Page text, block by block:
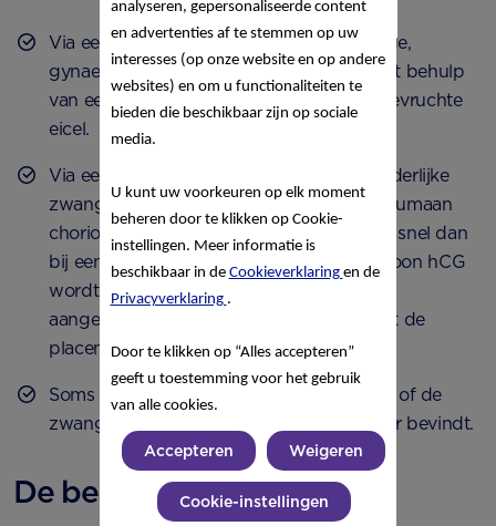
Via een (vaginale) echo. Een verloskundige,
gynaecoloog of echoscopist gaat dan met behulp
van een echoapparaat op zoek naar de bevruchte
eicel.
Via een bloedtest. Bij een buitenbaarmoederlijke
zwangerschap stijgt het hormoon hCG (humaan
choriongonadotrofine) in je bloed minder snel dan
bij een gewone zwangerschap. Het hormoon hCG
wordt in het begin van je zwangerschap
aangemaakt door het embryo, later neemt de
placenta dat normaal gesproken over.
Soms is een kijkoperatie nodig om te zien of de
zwangerschap zich buiten de baarmoeder bevindt.
De behandeling
analyseren, gepersonaliseerde content
en advertenties af te stemmen op uw
interesses (op onze website en op andere
websites) en om u functionaliteiten te
bieden die beschikbaar zijn op sociale
media.
U kunt uw voorkeuren op elk moment
beheren door te klikken op Cookie-
instellingen. Meer informatie is
beschikbaar in de Cookieverklaring en de
Privacyverklaring .
Door te klikken op “Alles accepteren”
geeft u toestemming voor het gebruik
van alle cookies.
Accepteren Weigeren
Cookie-instellingen